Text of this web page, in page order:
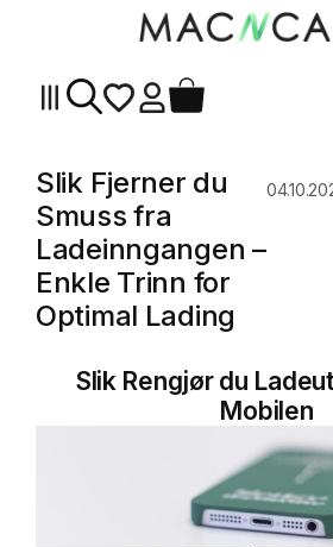
Slik Fjerner du
Smuss fra
Ladeinngangen –
Enkle Trinn for
Optimal Lading
Slik Rengjør du
Mobilen